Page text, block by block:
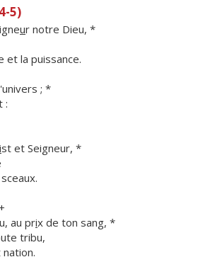
5)
ur notre Dieu, *
et la puissance.
; *
:
ist et Seigneur, *
au prix de ton sang, *
tribu,